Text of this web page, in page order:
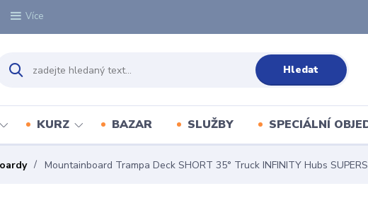
Více
Hledat
KURZ BAZAR SLUŽBY SPECIÁLNÍ
Mountainboard Trampa Deck SHORT 35° Truck INFINITY Hubs